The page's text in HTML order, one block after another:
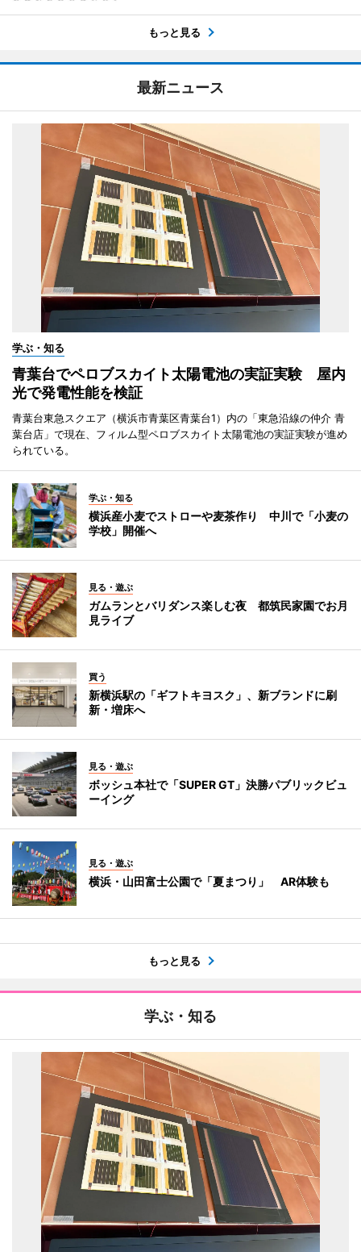
もっと見る
最新ニュース
学ぶ・知る
青葉台でペロブスカイト太陽電池の実証実験 屋内
光で発電性能を検証
青葉台東急スクエア（横浜市青葉区青葉台1）内の「東急沿線の仲介 青
葉台店」で現在、フィルム型ペロブスカイト太陽電池の実証実験が進め
られている。
学ぶ・知る
横浜産小麦でストローや麦茶作り 中川で「小麦の
学校」開催へ
見る・遊ぶ
ガムランとバリダンス楽しむ夜 都筑民家園でお月
見ライブ
買う
新横浜駅の「ギフトキヨスク」、新ブランドに刷
新・増床へ
見る・遊ぶ
ボッシュ本社で「SUPER GT」決勝パブリックビュ
ーイング
見る・遊ぶ
横浜・山田富士公園で「夏まつり」 AR体験も
もっと見る
学ぶ・知る